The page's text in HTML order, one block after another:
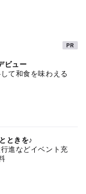
ビュー
て和食を味わえる
ときを♪
進などイベント充